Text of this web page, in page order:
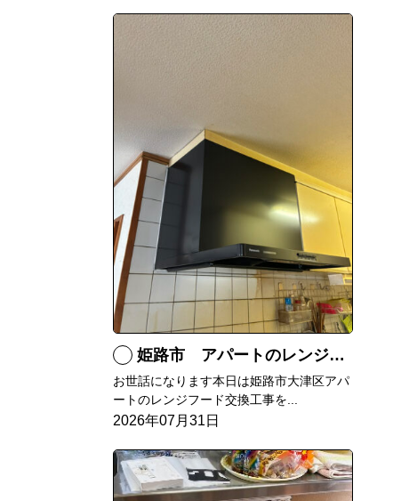
姫路市 アパートのレンジフード交換
お世話になります本日は姫路市大津区アパ
ートのレンジフード交換工事を...
2026年07月31日